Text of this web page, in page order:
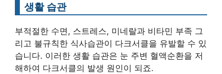
생활 습관
부적절한 수면, 스트레스, 미네랄과 비타민 부족 그
리고 불규칙한 식사습관이 다크서클을 유발할 수 있
습니다. 이러한 생활 습관은 눈 주변 혈액순환을 저
해하여 다크서클의 발생 원인이 되죠.